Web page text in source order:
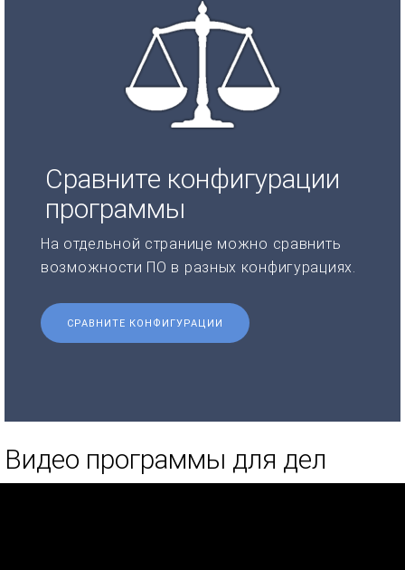
Сравните конфигурации
программы
На отдельной странице можно сравнить
возможности ПО в разных конфигурациях.
СРАВНИТЕ КОНФИГУРАЦИИ
Видео программы для дел